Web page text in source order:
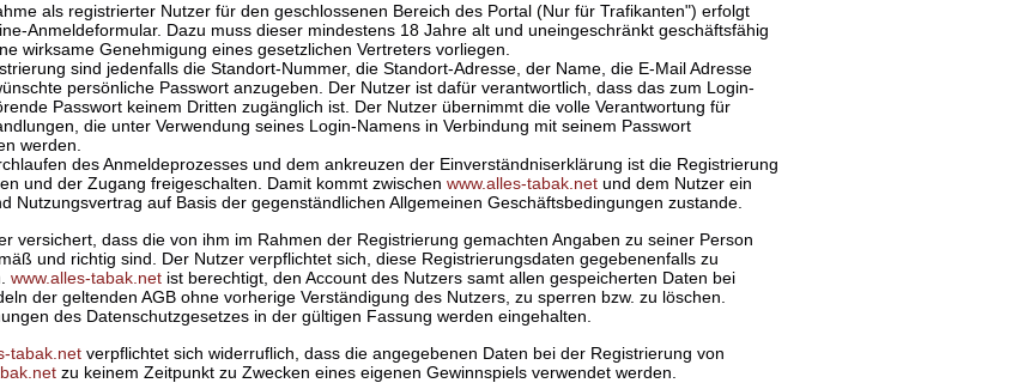
als registrierter Nutzer für den geschlossenen Bereich des Portal (Nur für Trafikanten") erfolgt
Anmeldeformular. Dazu muss dieser mindestens 18 Jahre alt und uneingeschränkt geschäftsfähig
wirksame Genehmigung eines gesetzlichen Vertreters vorliegen.
sind jedenfalls die Standort-Nummer, die Standort-Adresse, der Name, die E-Mail Adresse
persönliche Passwort anzugeben. Der Nutzer ist dafür verantwortlich, dass das zum Login-
Passwort keinem Dritten zugänglich ist. Der Nutzer übernimmt die volle Verantwortung für
die unter Verwendung seines Login-Namens in Verbindung mit seinem Passwort
werden.
des Anmeldeprozesses und dem ankreuzen der Einverständniserklärung ist die Registrierung
und der Zugang freigeschalten. Damit kommt zwischen www.alles-tabak.net und dem Nutzer ein
Nutzungsvertrag auf Basis der gegenständlichen Allgemeinen Geschäftsbedingungen zustande.
versichert, dass die von ihm im Rahmen der Registrierung gemachten Angaben zu seiner Person
und richtig sind. Der Nutzer verpflichtet sich, diese Registrierungsdaten gegebenenfalls zu
www.alles-tabak.net ist berechtigt, den Account des Nutzers samt allen gespeicherten Daten bei
der geltenden AGB ohne vorherige Verständigung des Nutzers, zu sperren bzw. zu löschen.
des Datenschutzgesetzes in der gültigen Fassung werden eingehalten.
tabak.net verpflichtet sich widerruflich, dass die angegebenen Daten bei der Registrierung von
zu keinem Zeitpunkt zu Zwecken eines eigenen Gewinnspiels verwendet werden.